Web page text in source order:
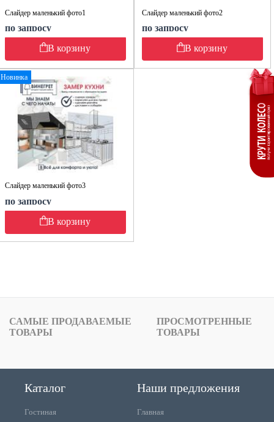
Слайдер маленький фото1
по запросу
В корзину
Слайдер маленький фото2
по запросу
В корзину
Новинка
Слайдер маленький фото3
по запросу
В корзину
САМЫЕ ПРОДАВАЕМЫЕ
ТОВАРЫ
ПРОСМОТРЕННЫЕ
ТОВАРЫ
Каталог
Гостиная
Наши предложения
Главная